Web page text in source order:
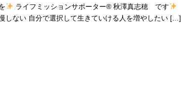
ライフミッションサポーター® 秋澤真志穂 です
しない 自分で選択して生きていける人を増やしたい […]